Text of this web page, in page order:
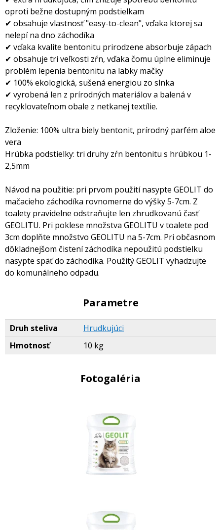
oproti bežne dostupným podstielkam
✔ obsahuje vlastnosť "easy-to-clean", vďaka ktorej sa
nelepí na dno záchodíka
✔ vďaka kvalite bentonitu prirodzene absorbuje zápach
✔ obsahuje tri veľkosti zŕn, vďaka čomu úplne eliminuje
problém lepenia bentonitu na labky mačky
✔ 100% ekologická, sušená energiou zo slnka
✔ vyrobená len z prírodných materiálov a balená v
recyklovateľnom obale z netkanej textílie.
Zloženie: 100% ultra biely bentonit, prírodný parfém aloe
vera
Hrúbka podstielky: tri druhy zŕn bentonitu s hrúbkou 1-
2,5mm
Návod na použitie: pri prvom použití nasypte GEOLIT do
mačacieho záchodíka rovnomerne do výšky 5-7cm. Z
toalety pravidelne odstraňujte len zhrudkovanú časť
GEOLITU. Pri poklese množstva GEOLITU v toalete pod
3cm doplňte množstvo GEOLITU na 5-7cm. Pri občasnom
dôkladnejšom čistení záchodíka nepoužitú podstielku
nasypte späť do záchodíka. Použitý GEOLIT vyhadzujte
do komunálneho odpadu.
Parametre
Druh steliva
Hrudkujúci
Hmotnosť
10 kg
Fotogaléria